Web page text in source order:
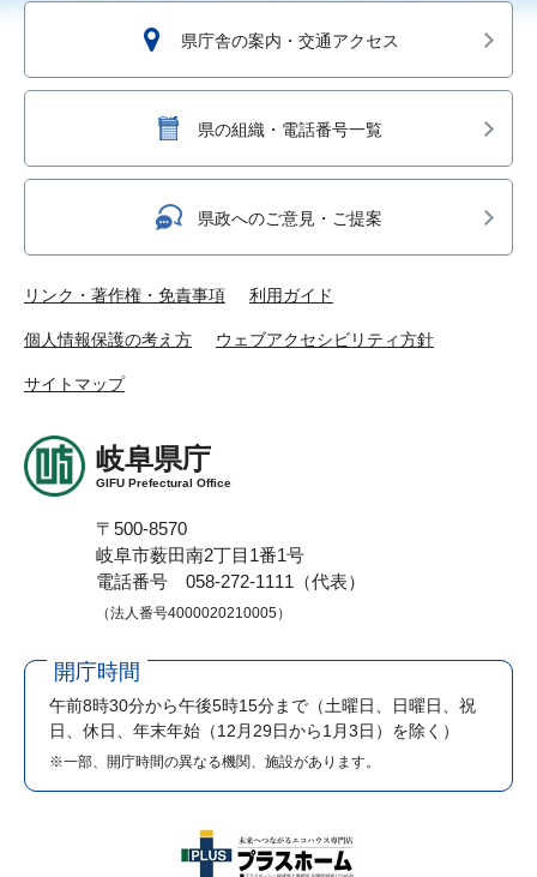
県庁舎の案内・交通アクセス
県の組織・電話番号一覧
県政へのご意見・ご提案
リンク・著作権・免責事項 利用ガイド
個人情報保護の考え方 ウェブアクセシビリティ方針
サイトマップ
岐阜県庁
GIFU Prefectural Office
〒500-8570
岐阜市薮田南2丁目1番1号
電話番号 058-272-1111（代表）
（法人番号4000020210005）
開庁時間
午前8時30分から午後5時15分まで （土曜日、日曜日、祝
日、休日、年末年始（12月29日から1月3日）を除く）
※一部、開庁時間の異なる機関、施設があります。